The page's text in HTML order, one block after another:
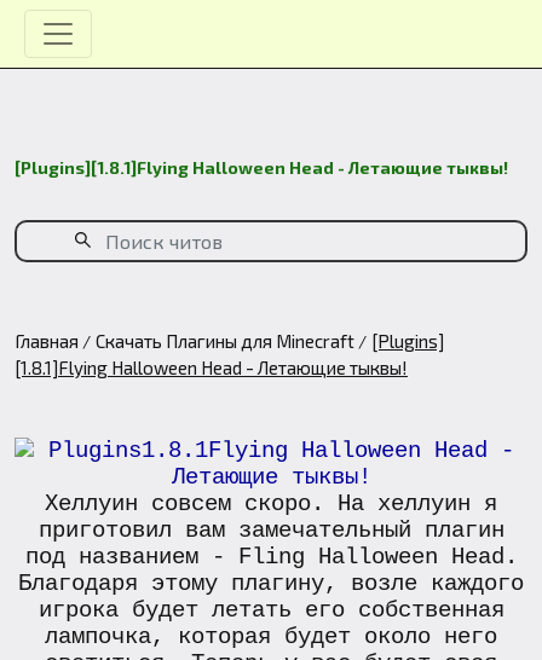
[Plugins][1.8.1]Flying Halloween Head - Летающие тыквы!
Главная Скачать Плагины для Minecraft
[Plugins]
[1.8.1]Flying Halloween Head - Летающие тыквы!
Хеллуин совсем скоро. На хеллуин я
приготовил вам замечательный плагин
под названием - Fling Halloween Head.
Благодаря этому плагину, возле каждого
игрока будет летать его собственная
лампочка, которая будет около него